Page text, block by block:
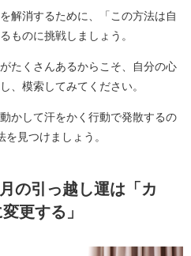
解消するために、「この方法は自
ものに挑戦しましょう。
たくさんあるからこそ、自分の心
、模索してみてください。
かして汗をかく行動で発散するの
見つけましょう。
の引っ越し運は「カ
更する」